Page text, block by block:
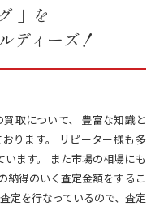
」を
ディーズ！
取について、 豊富な知識と
ります。 リピーター様も多
ます。 また市場の相場にも
納得のいく査定金額をするこ
定を行なっているので、査定